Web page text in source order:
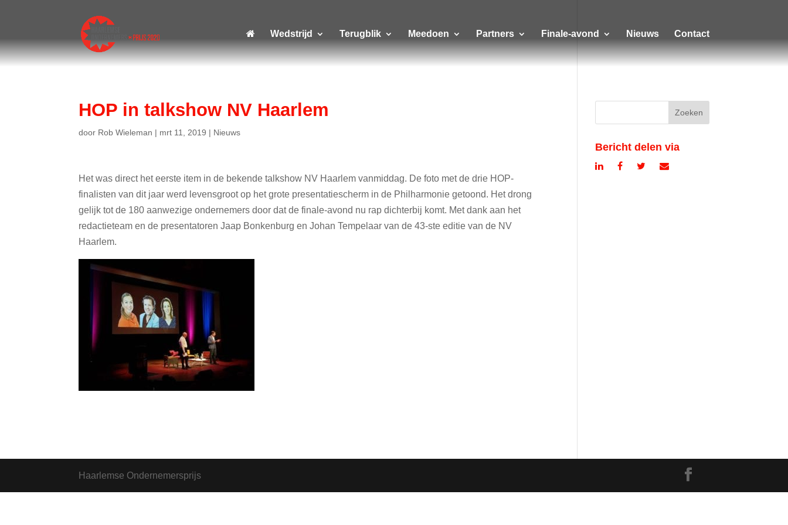
Wedstrijd Terugblik Meedoen Partners Finale-avond Nieuws Contact
HOP in talkshow NV Haarlem
door Rob Wieleman | mrt 11, 2019 | Nieuws
Het was direct het eerste item in de bekende talkshow NV Haarlem vanmiddag. De foto met de drie HOP-
finalisten van dit jaar werd levensgroot op het grote presentatiescherm in de Philharmonie getoond. Het drong
gelijk tot de 180 aanwezige ondernemers door dat de finale-avond nu rap dichterbij komt. Met dank aan het
redactieteam en de presentatoren Jaap Bonkenburg en Johan Tempelaar van de 43-ste editie van de NV
Haarlem.
Bericht delen via
Haarlemse Ondernemersprijs